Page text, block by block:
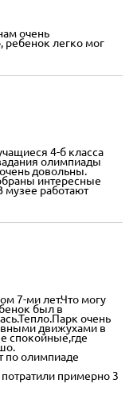
очень
ребенок легко мог
4-б класса
олимпиады
довольны.
интересные
работают
7-ми лет.Что могу
был в
очень
движухами в
спокойные,где
по олимпиаде
примерно 3